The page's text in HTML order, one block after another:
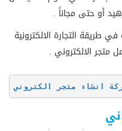
أو حتى مجاناً .
طريقة التجارة الالكترونية
متجر الالكتروني .
متجر الكتروني من خلال 5 معايير